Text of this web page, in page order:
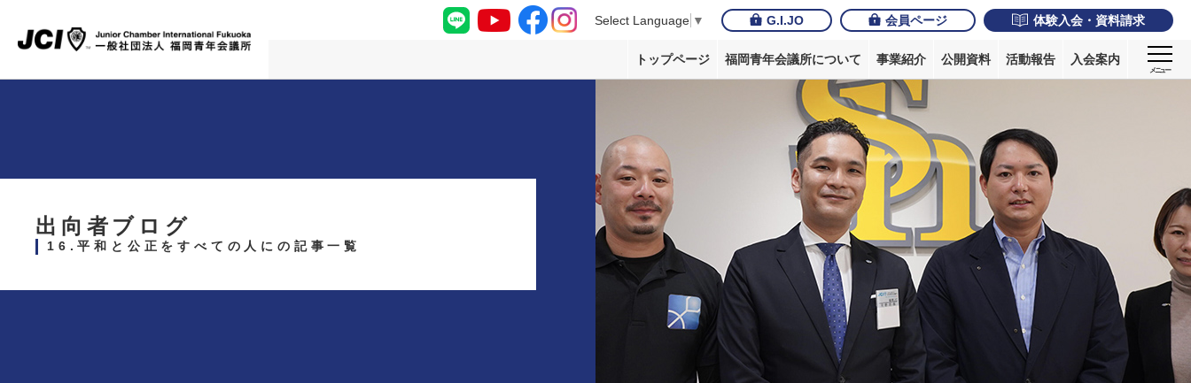
Select Language ▼ G.I.JO 会員ページ 体験入会・資料請求
トップページ 福岡青年会議所について 事業紹介 公開資料 活動報告 入会案内
メニュー
出向者ブログ
16.平和と公正をすべての人にの記事一覧